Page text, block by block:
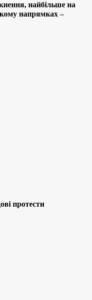
найбільше на
напрямках –
протести